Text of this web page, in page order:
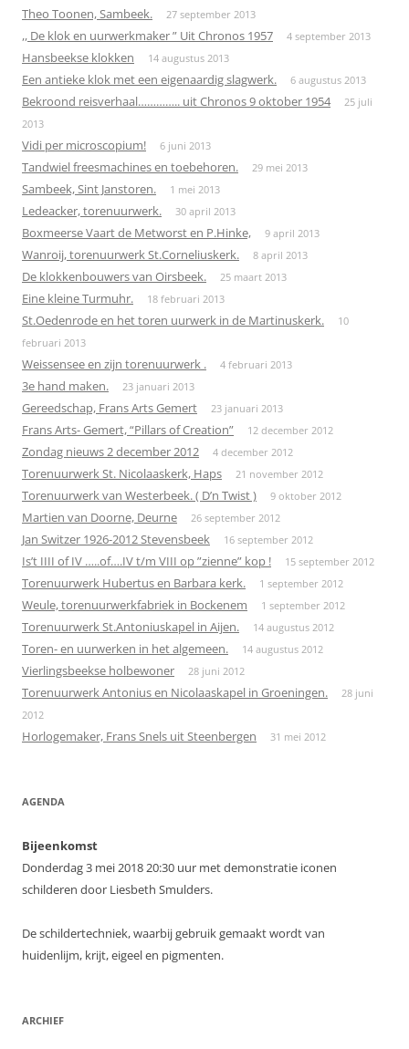
Theo Toonen, Sambeek. 27 september 2013
,, De klok en uurwerkmaker ” Uit Chronos 1957 4 september 2013
Hansbeekse klokken 14 augustus 2013
Een antieke klok met een eigenaardig slagwerk. 6 augustus 2013
Bekroond reisverhaal………….. uit Chronos 9 oktober 1954
25 juli
2013
Vidi per microscopium! 6 juni 2013
Tandwiel freesmachines en toebehoren. 29 mei 2013
Sambeek, Sint Janstoren. 1 mei 2013
Ledeacker, torenuurwerk. 30 april 2013
Boxmeerse Vaart de Metworst en P.Hinke, 9 april 2013
Wanroij, torenuurwerk St.Corneliuskerk. 8 april 2013
De klokkenbouwers van Oirsbeek. 25 maart 2013
Eine kleine Turmuhr. 18 februari 2013
St.Oedenrode en het toren uurwerk in de Martinuskerk.
10
februari 2013
Weissensee en zijn torenuurwerk . 4 februari 2013
3e hand maken. 23 januari 2013
Gereedschap, Frans Arts Gemert 23 januari 2013
Frans Arts- Gemert, “Pillars of Creation” 12 december 2012
Zondag nieuws 2 december 2012 4 december 2012
Torenuurwerk St. Nicolaaskerk, Haps 21 november 2012
Torenuurwerk van Westerbeek. ( D’n Twist ) 9 oktober 2012
Martien van Doorne, Deurne 26 september 2012
Jan Switzer 1926-2012 Stevensbeek 16 september 2012
Is’t IIII of IV …..of….IV t/m VIII op ”zienne” kop ! 15 september 2012
Torenuurwerk Hubertus en Barbara kerk. 1 september 2012
Weule, torenuurwerkfabriek in Bockenem 1 september 2012
Torenuurwerk St.Antoniuskapel in Aijen. 14 augustus 2012
Toren- en uurwerken in het algemeen. 14 augustus 2012
Vierlingsbeekse holbewoner 28 juni 2012
Torenuurwerk Antonius en Nicolaaskapel in Groeningen.
28 juni
2012
Horlogemaker, Frans Snels uit Steenbergen 31 mei 2012
AGENDA
Bijeenkomst
Donderdag 3 mei 2018 20:30 uur met demonstratie iconen
schilderen door Liesbeth Smulders.
De schildertechniek, waarbij gebruik gemaakt wordt van
huidenlijm, krijt, eigeel en pigmenten.
ARCHIEF